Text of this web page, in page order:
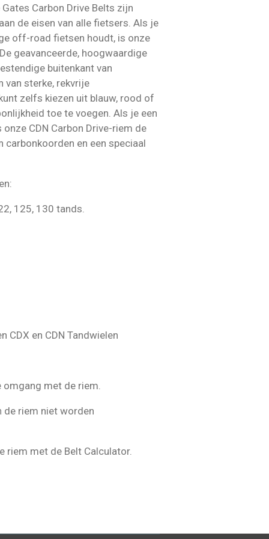
Carbon Drive Belts zijn
de eisen van alle fietsers. Als je
off-road fietsen houdt, is onze
geavanceerde, hoogwaardige
buitenkant van
van sterke, rekvrije
zelfs kiezen uit blauw, rood of
toe te voegen. Als je een
CDN Carbon Drive-riem de
carbonkoorden en een speciaal
125, 130 tands.
CDX en CDN Tandwielen
omgang met de riem.
de riem niet worden
riem met de Belt Calculator.